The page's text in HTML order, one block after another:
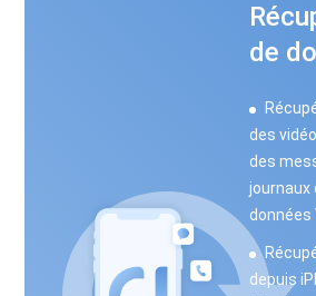
de
des
des
journaux
données
depuis